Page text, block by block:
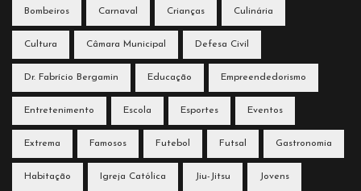
Bombeiros Carnaval Crianças Culinária
Cultura Câmara Municipal Defesa Civil
Dr. Fabrício Bergamin Educação Empreendedorismo
Entretenimento Escola Esportes Eventos
Extrema Famosos Futebol Futsal Gastronomia
Habitação Igreja Católica Jiu-Jitsu Jovens